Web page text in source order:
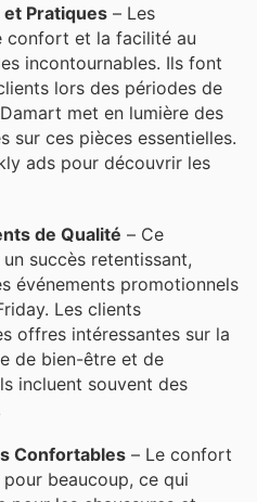
Pratiques – Les
confort et la facilité au
incontournables. Ils font
lors des périodes de
met en lumière des
sur ces pièces essentielles.
ads pour découvrir les
de Qualité – Ce
succès retentissant,
événements promotionnels
Les clients
offres intéressantes sur la
de bien-être et de
incluent souvent des
Confortables – Le confort
beaucoup, ce qui